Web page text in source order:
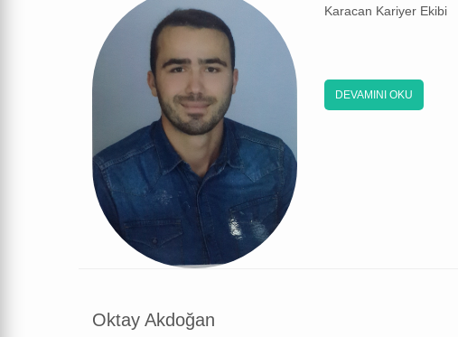
Karacan Kariyer Ekibi
DEVAMINI OKU
Oktay Akdoğan